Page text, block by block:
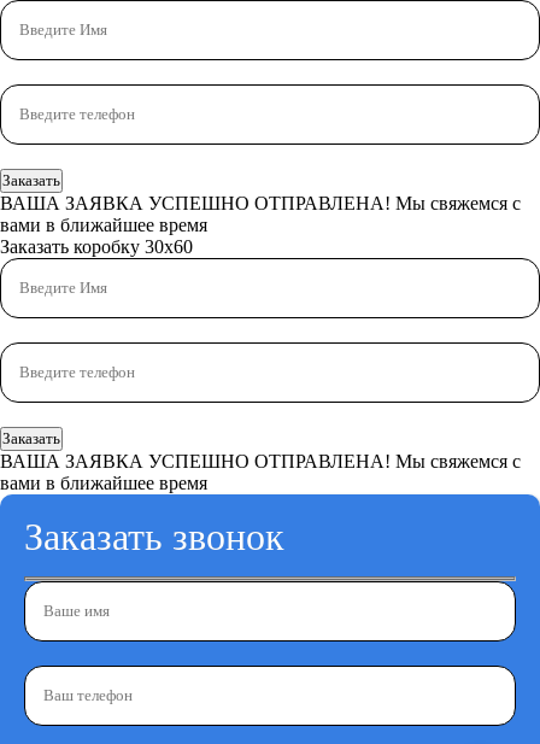
Заказать
ВАША ЗАЯВКА УСПЕШНО ОТПРАВЛЕНА! Мы свяжемся с
вами в ближайшее время
Заказать коробку 30x60
Заказать
ВАША ЗАЯВКА УСПЕШНО ОТПРАВЛЕНА! Мы свяжемся с
вами в ближайшее время
Заказать звонок